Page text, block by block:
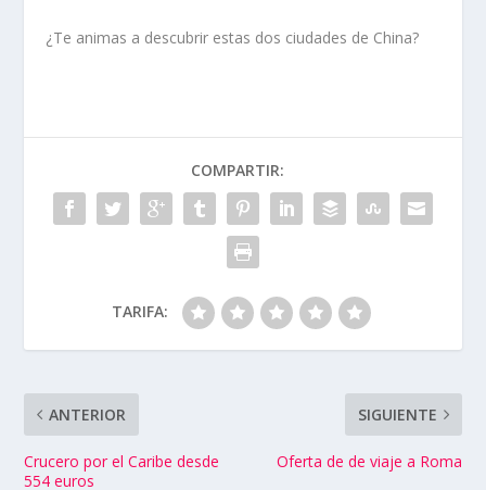
¿Te animas a descubrir estas dos ciudades de China?
COMPARTIR:
TARIFA:
ANTERIOR
Crucero por el Caribe desde
554 euros
SIGUIENTE
Oferta de de viaje a Roma